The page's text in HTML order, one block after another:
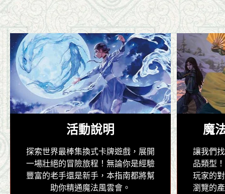
活動說明
探索世界最棒集換式卡牌遊戲，展開
一場壯絕的冒險旅程！無論你是經驗
豐富的老手還是新手，本指南都將幫
助你精通魔法風雲會。
魔
讓我們
品類型
玩家的
瀏覽的